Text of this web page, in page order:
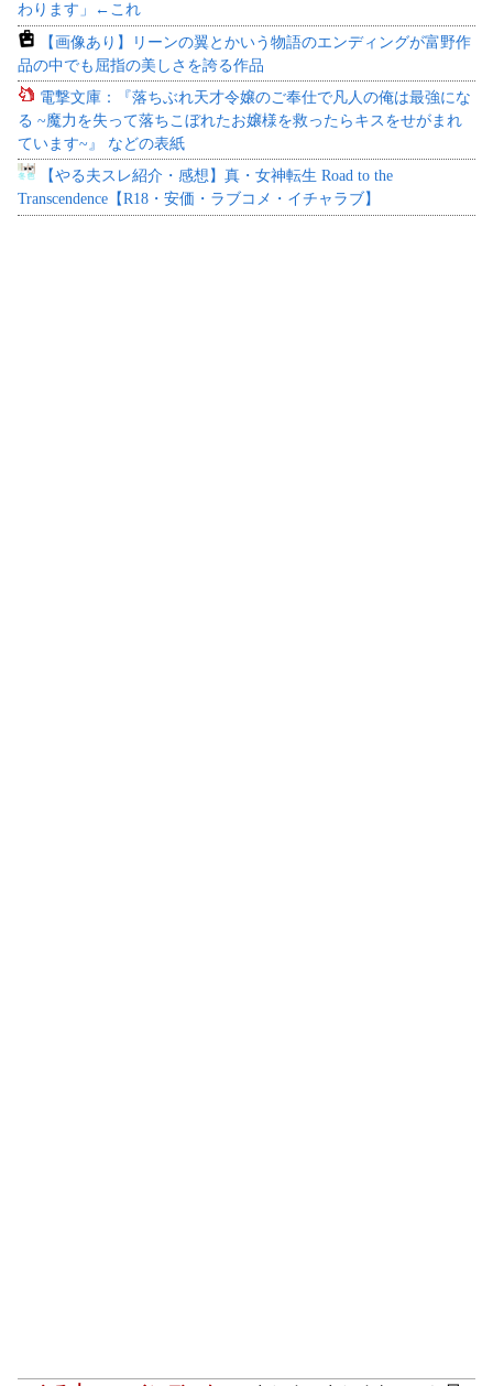
わります」←これ
【画像あり】リーンの翼とかいう物語のエンディングが富野作
品の中でも屈指の美しさを誇る作品
電撃文庫：『落ちぶれ天才令嬢のご奉仕で凡人の俺は最強にな
る ~魔力を失って落ちこぼれたお嬢様を救ったらキスをせがまれ
ています~』 などの表紙
【やる夫スレ紹介・感想】真・女神転生 Road to the
Transcendence【R18・安価・ラブコメ・イチャラブ】